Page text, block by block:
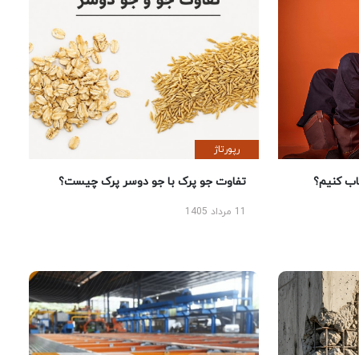
کنیم؟
رپورتاژ
تفاوت جو پرک با جو دوسر پرک چیست؟